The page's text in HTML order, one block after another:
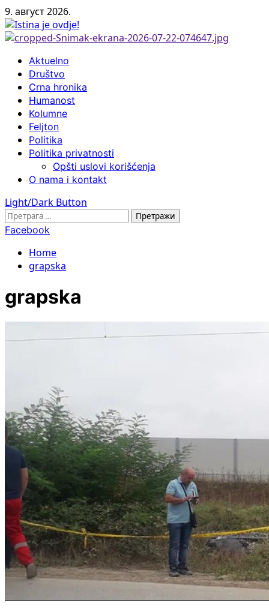
Skip
to
content
9. август 2026.
Primary
Menu
Aktuelno
Društvo
Crna hronika
Humanost
Kolumne
Feljton
Politika
Politika privatnosti
Opšti uslovi korišćenja
O nama i kontakt
Light/Dark Button
Претрага
за:
Facebook
Home
grapska
grapska